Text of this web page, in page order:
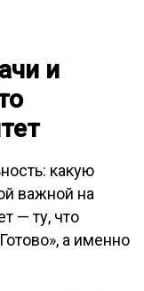
и
какую
важной на
— ту, что
а именно